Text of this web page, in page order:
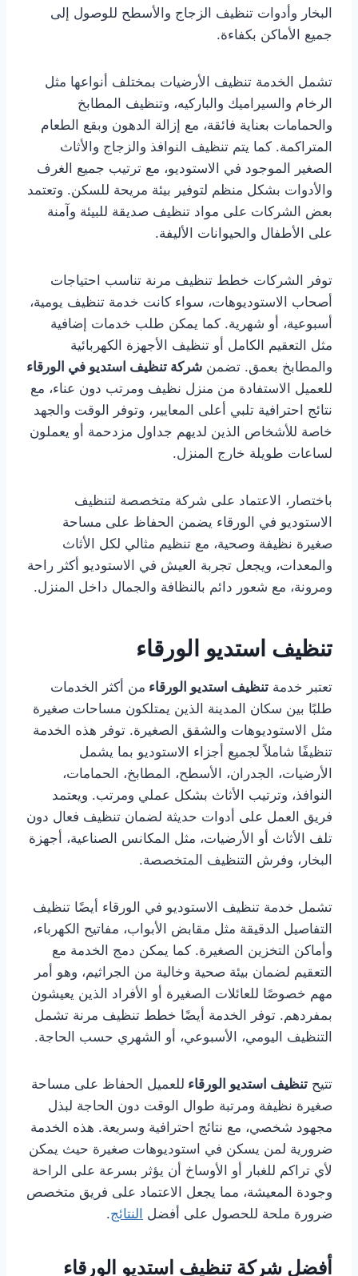
البخار وأدوات تنظيف الزجاج والأسطح للوصول إلى
جميع الأماكن بكفاءة.
تشمل الخدمة تنظيف الأرضيات بمختلف أنواعها مثل
الرخام والسيراميك والباركيه، وتنظيف المطابخ
والحمامات بعناية فائقة، مع إزالة الدهون وبقع الطعام
المتراكمة. كما يتم تنظيف النوافذ والزجاج والأثاث
الصغير الموجود في الاستوديو، مع ترتيب جميع الغرف
والأدوات بشكل منظم لتوفير بيئة مريحة للسكن. وتعتمد
بعض الشركات على مواد تنظيف صديقة للبيئة وآمنة
على الأطفال والحيوانات الأليفة.
توفر الشركات خطط تنظيف مرنة تناسب احتياجات
أصحاب الاستوديوهات، سواء كانت خدمة تنظيف يومية،
أسبوعية، أو شهرية. كما يمكن طلب خدمات إضافية
مثل التعقيم الكامل أو تنظيف الأجهزة الكهربائية
والمطابخ بعمق. تضمن شركة تنظيف استديو في الورقاء
للعميل الاستفادة من منزل نظيف ومرتب دون عناء، مع
نتائج احترافية تلبي أعلى المعايير، وتوفر الوقت والجهد
خاصة للأشخاص الذين لديهم جداول مزدحمة أو يعملون
لساعات طويلة خارج المنزل.
باختصار، الاعتماد على شركة متخصصة لتنظيف
الاستوديو في الورقاء يضمن الحفاظ على مساحة
صغيرة نظيفة وصحية، مع تنظيم مثالي لكل الأثاث
والمعدات، ويجعل تجربة العيش في الاستوديو أكثر راحة
ومرونة، مع شعور دائم بالنظافة والجمال داخل المنزل.
تنظيف استديو الورقاء
تعتبر خدمة تنظيف استديو الورقاء من أكثر الخدمات
طلبًا بين سكان المدينة الذين يمتلكون مساحات صغيرة
مثل الاستوديوهات والشقق الصغيرة. توفر هذه الخدمة
تنظيفًا شاملاً لجميع أجزاء الاستوديو بما يشمل
الأرضيات، الجدران، الأسطح، المطابخ، الحمامات،
النوافذ، وترتيب الأثاث بشكل عملي ومرتب. ويعتمد
فريق العمل على أدوات حديثة لضمان تنظيف فعال دون
تلف الأثاث أو الأرضيات، مثل المكانس الصناعية، أجهزة
البخار، وفرش التنظيف المتخصصة.
تشمل خدمة تنظيف الاستوديو في الورقاء أيضًا تنظيف
التفاصيل الدقيقة مثل مقابض الأبواب، مفاتيح الكهرباء،
وأماكن التخزين الصغيرة. كما يمكن دمج الخدمة مع
التعقيم لضمان بيئة صحية وخالية من الجراثيم، وهو أمر
مهم خصوصًا للعائلات الصغيرة أو الأفراد الذين يعيشون
بمفردهم. توفر الخدمة أيضًا خطط تنظيف مرنة تشمل
التنظيف اليومي، الأسبوعي، أو الشهري حسب الحاجة.
تتيح تنظيف استديو الورقاء للعميل الحفاظ على مساحة
صغيرة نظيفة ومرتبة طوال الوقت دون الحاجة لبذل
مجهود شخصي، مع نتائج احترافية وسريعة. هذه الخدمة
ضرورية لمن يسكن في استوديوهات صغيرة حيث يمكن
لأي تراكم للغبار أو الأوساخ أن يؤثر بسرعة على الراحة
وجودة المعيشة، مما يجعل الاعتماد على فريق متخصص
ضرورة ملحة للحصول على أفضل النتائج.
أفضل شركة تنظيف استديو الورقاء